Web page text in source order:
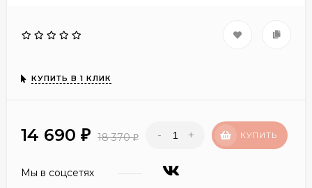
КУПИТЬ В 1 КЛИК
14 690 ₽ 18 370₽ - + КУПИТЬ
Мы в соцсетях